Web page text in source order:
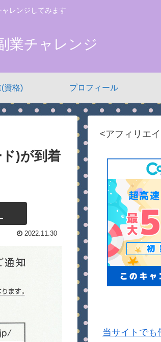
レンジしてみます
業チャレンジ
資格) プロフィール
)が到着
2022.11.30
<アフィリエ
当サイトでも